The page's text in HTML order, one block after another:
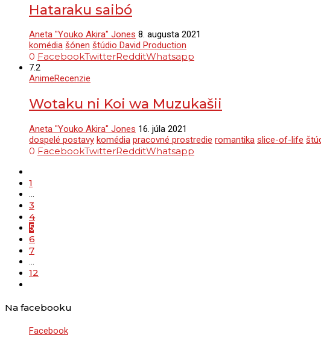
Hataraku saibó
Aneta "Youko Akira" Jones 8. augusta 2021
komédia šónen štúdio David Production
0 FacebookTwitterRedditWhatsapp
7.2
AnimeRecenzie
Wotaku ni Koi wa Muzukašii
Aneta "Youko Akira" Jones 16. júla 2021
dospelé postavy komédia pracovné prostredie romantika slice-of-life
0 FacebookTwitterRedditWhatsapp
1
…
3
4
5
6
7
…
12
Na facebooku
Facebook